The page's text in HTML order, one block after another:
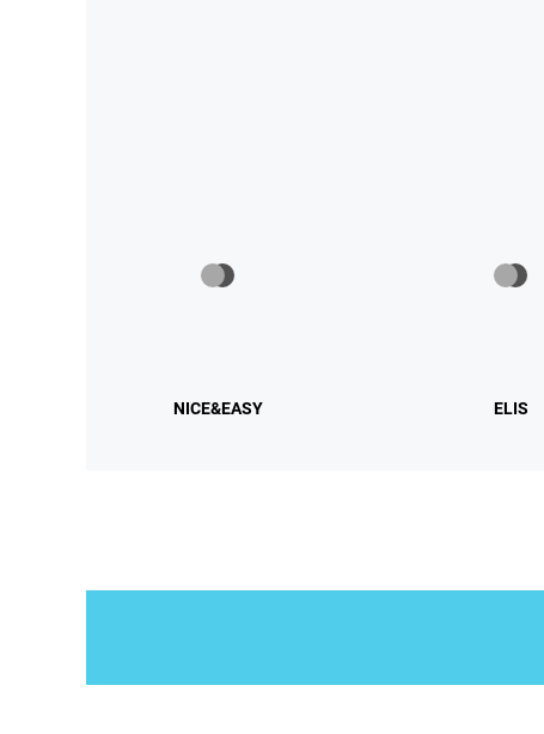
NICE&EASY ELIS